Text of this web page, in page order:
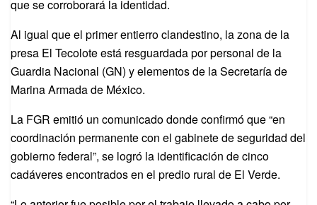
que se corroborará la identidad.
Al igual que el primer entierro clandestino, la zona de la
presa El Tecolote está resguardada por personal de la
Guardia Nacional (GN) y elementos de la Secretaría de
Marina Armada de México.
La FGR emitió un comunicado donde confirmó que “en
coordinación permanente con el gabinete de seguridad del
gobierno federal”, se logró la identificación de cinco
cadáveres encontrados en el predio rural de El Verde.